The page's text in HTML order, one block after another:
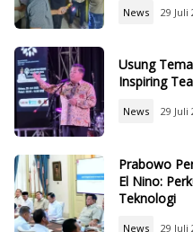
News 29 Juli
Usung
Inspiring
News 29 Juli
Prabowo
El Nino:
Teknologi
News 29 Juli